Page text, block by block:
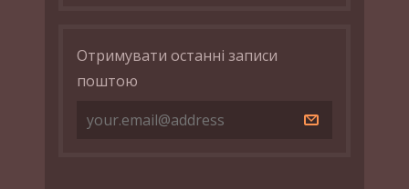
Отримувати останні записи
поштою